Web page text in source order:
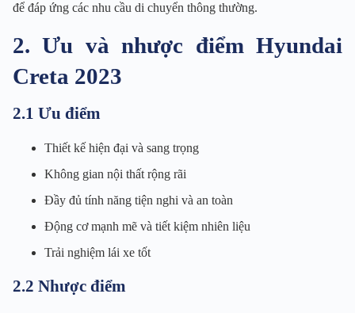
để đáp ứng các nhu cầu di chuyển thông thường.
2. Ưu và nhược điểm Hyundai
Creta 2023
2.1 Ưu điểm
Thiết kế hiện đại và sang trọng
Không gian nội thất rộng rãi
Đầy đủ tính năng tiện nghi và an toàn
Động cơ mạnh mẽ và tiết kiệm nhiên liệu
Trải nghiệm lái xe tốt
2.2 Nhược điểm